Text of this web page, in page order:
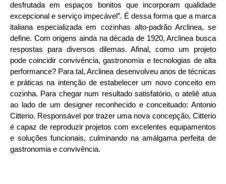
desfrutada em espaços bonitos que incorporam qualidade
excepcional e serviço impecável”. É dessa forma que a marca
italiana especializada em cozinhas alto-padrão Arclinea, se
define. Com origens ainda na década de 1920, Arclinea busca
respostas para diversos dilemas. Afinal, como um projeto
pode coincidir convivência, gastronomia e tecnologias de alta
performance? Para tal, Arclinea desenvolveu anos de técnicas
e práticas na intenção de estabelecer um novo conceito em
cozinha. Para chegar num resultado satisfatório, o ateliê atua
ao lado de um designer reconhecido e conceituado: Antonio
Citterio. Responsável por trazer uma nova concepção, Citterio
é capaz de reproduzir projetos com excelentes equipamentos
e soluções funcionais, culminando na amálgama perfeita de
gastronomia e convivência.